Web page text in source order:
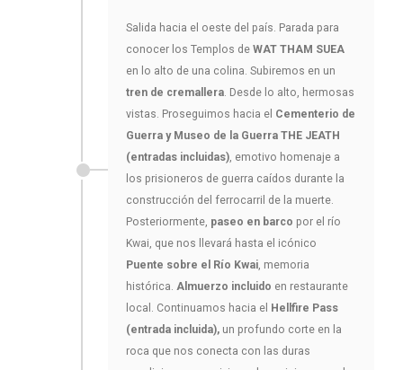
Salida hacia el oeste del país. Parada para
conocer los Templos de WAT THAM SUEA
en lo alto de una colina. Subiremos en un
tren de cremallera. Desde lo alto, hermosas
vistas. Proseguimos hacia el Cementerio de
Guerra y Museo de la Guerra THE JEATH
(entradas incluidas), emotivo homenaje a
los prisioneros de guerra caídos durante la
construcción del ferrocarril de la muerte.
Posteriormente, paseo en barco por el río
Kwai, que nos llevará hasta el icónico
Puente sobre el Río Kwai, memoria
histórica. Almuerzo incluido en restaurante
local. Continuamos hacia el Hellfire Pass
(entrada incluida), un profundo corte en la
roca que nos conecta con las duras